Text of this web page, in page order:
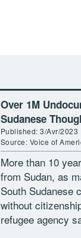
Over 1M
Sudanese
Published: 3/Avr/2023
Source: Voice of
More than 10
from Sudan, as
South Sudanese
without
refugee agency